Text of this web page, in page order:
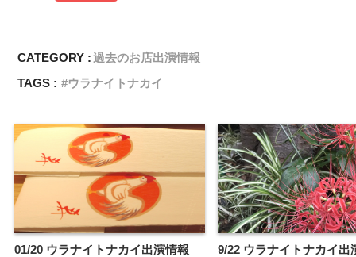
CATEGORY :過去のお店出演情報
TAGS :
ウラナイトナカイ
01/20 ウラナイトナカイ出演情報 9/22 ウラナイトナカイ出